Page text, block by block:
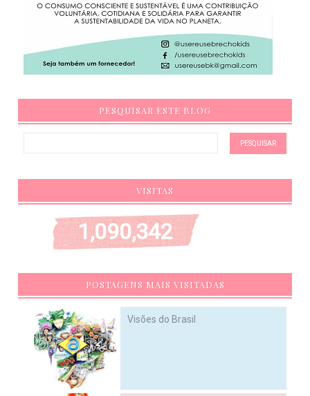
PESQUISAR ESTE BLOG
VISITAS
1,090,342
POSTAGENS MAIS VISITADAS
Visões do Brasil